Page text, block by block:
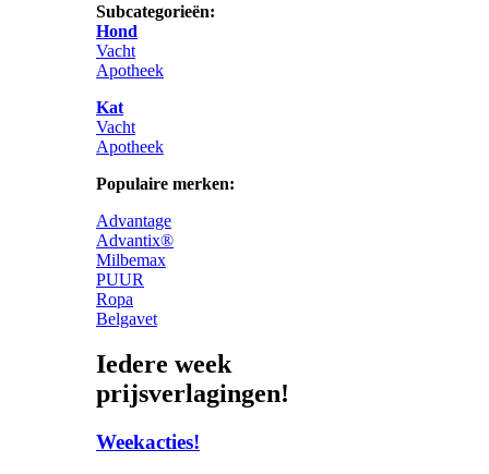
Subcategorieën:
Hond
Vacht
Apotheek
Kat
Vacht
Apotheek
Populaire merken:
Advantage
Advantix®
Milbemax
PUUR
Ropa
Belgavet
Iedere week
prijsverlagingen!
Weekacties!